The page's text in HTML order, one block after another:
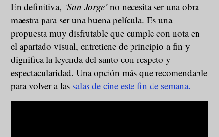
En definitiva, ‘San Jorge’ no necesita ser una obra
maestra para ser una buena película. Es una
propuesta muy disfrutable que cumple con nota en
el apartado visual, entretiene de principio a fin y
dignifica la leyenda del santo con respeto y
espectacularidad. Una opción más que recomendable
para volver a las salas de cine este fin de semana.